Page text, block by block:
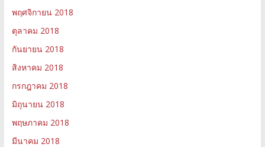
พฤศจิกายน 2018
ตุลาคม 2018
กันยายน 2018
สิงหาคม 2018
กรกฎาคม 2018
มิถุนายน 2018
พฤษภาคม 2018
มีนาคม 2018